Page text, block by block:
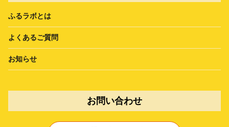
ふるラボとは
よくあるご質問
お知らせ
お問い合わせ